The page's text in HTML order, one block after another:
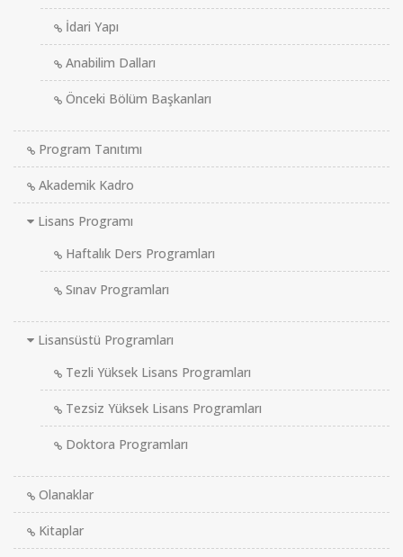
İdari Yapı
Anabilim Dalları
Önceki Bölüm Başkanları
Program Tanıtımı
Akademik Kadro
Lisans Programı
Haftalık Ders Programları
Sınav Programları
Lisansüstü Programları
Tezli Yüksek Lisans Programları
Tezsiz Yüksek Lisans Programları
Doktora Programları
Olanaklar
Kitaplar